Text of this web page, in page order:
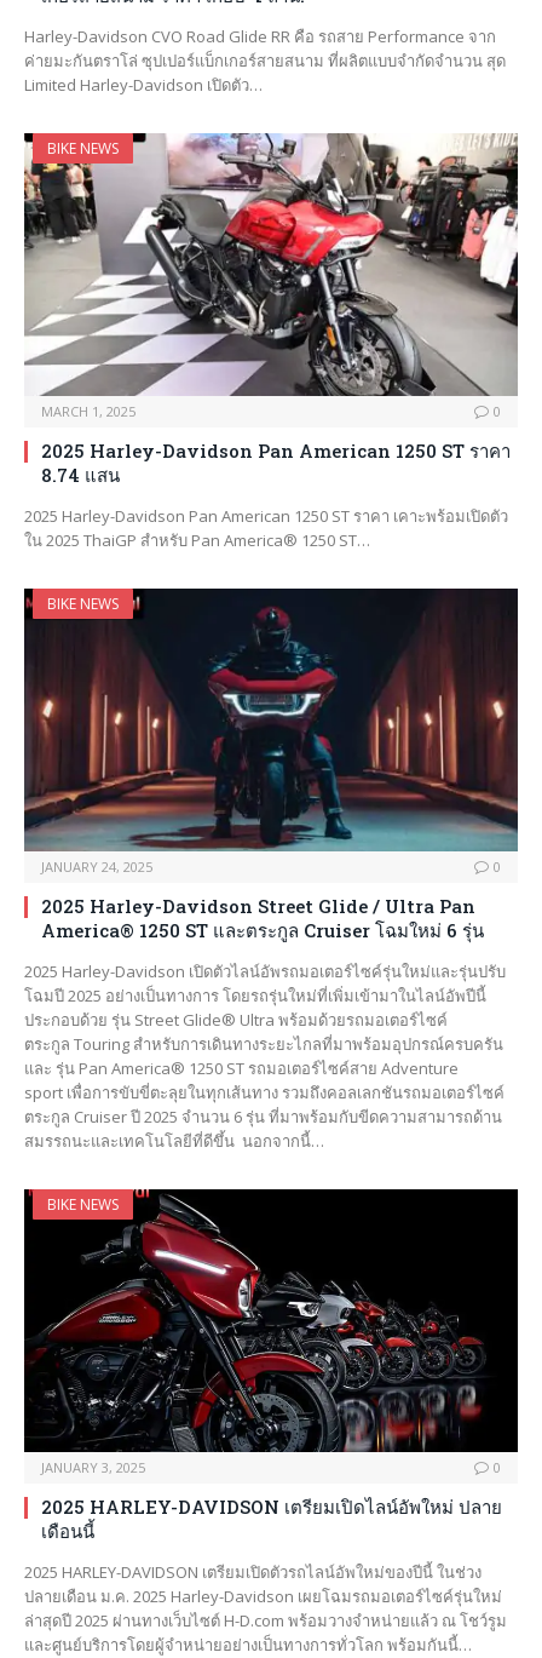
Harley-Davidson CVO Road Glide RR คือ รถสาย Performance จาก
ค่ายมะกันตราโล่ ซุปเปอร์แบ็กเกอร์สายสนาม ที่ผลิตแบบจำกัดจำนวน สุด
Limited Harley-Davidson เปิดตัว…
BIKE NEWS
MARCH 1, 2025 0
2025 Harley-Davidson Pan American 1250 ST ราคา
8.74 แสน
2025 Harley-Davidson Pan American 1250 ST ราคา เคาะพร้อมเปิดตัว
ใน 2025 ThaiGP สำหรับ Pan America® 1250 ST…
BIKE NEWS
JANUARY 24, 2025 0
2025 Harley-Davidson Street Glide / Ultra Pan
America® 1250 ST และตระกูล Cruiser โฉมใหม่ 6 รุ่น
2025 Harley-Davidson เปิดตัวไลน์อัพรถมอเตอร์ไซค์รุ่นใหม่และรุ่นปรับ
โฉมปี 2025 อย่างเป็นทางการ โดยรถรุ่นใหม่ที่เพิ่มเข้ามาในไลน์อัพปีนี้
ประกอบด้วย รุ่น Street Glide® Ultra พร้อมด้วยรถมอเตอร์ไซค์
ตระกูล Touring สำหรับการเดินทางระยะไกลที่มาพร้อมอุปกรณ์ครบครัน
และ รุ่น Pan America® 1250 ST รถมอเตอร์ไซค์สาย Adventure
sport เพื่อการขับขี่ตะลุยในทุกเส้นทาง รวมถึงคอลเลกชันรถมอเตอร์ไซค์
ตระกูล Cruiser ปี 2025 จำนวน 6 รุ่น ที่มาพร้อมกับขีดความสามารถด้าน
สมรรถนะและเทคโนโลยีที่ดีขึ้น นอกจากนี้…
BIKE NEWS
JANUARY 3, 2025 0
2025 HARLEY-DAVIDSON เตรียมเปิดไลน์อัพใหม่ ปลาย
เดือนนี้
2025 HARLEY-DAVIDSON เตรียมเปิดตัวรถไลน์อัพใหม่ของปีนี้ ในช่วง
ปลายเดือน ม.ค. 2025 Harley-Davidson เผยโฉมรถมอเตอร์ไซค์รุ่นใหม่
ล่าสุดปี 2025 ผ่านทางเว็บไซต์ H-D.com พร้อมวางจำหน่ายแล้ว ณ โชว์รูม
และศูนย์บริการโดยผู้จำหน่ายอย่างเป็นทางการทั่วโลก พร้อมกันนี้…